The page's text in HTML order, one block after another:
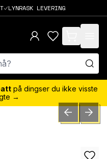
LYNRASK LEVERING
items in cart,
på dingser du ikke visste
→
PREVIOUSNEXT